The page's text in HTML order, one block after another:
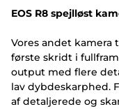
EOS R8 spejlløst
Vores andet kamera
første skridt i
output med flere
lav dybdeskarphed.
af detaljerede og